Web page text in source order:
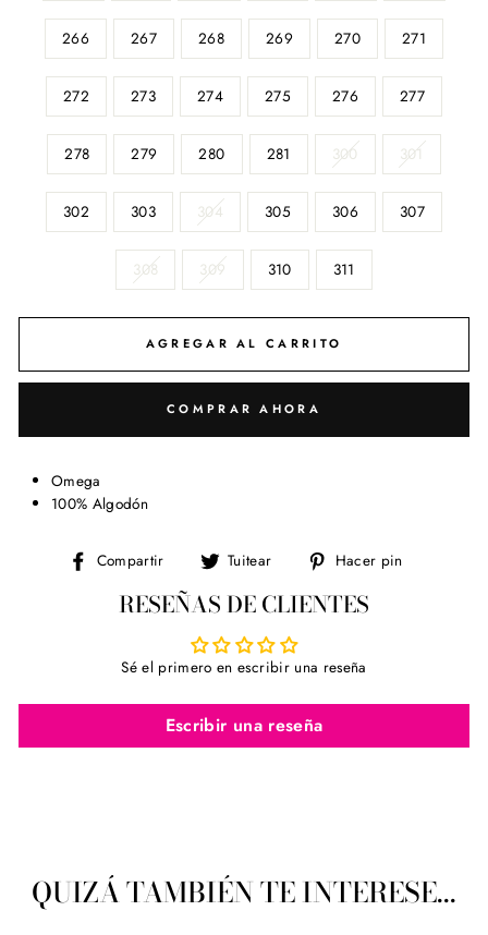
266 267 268 269 270 271
272 273 274 275 276 277
278 279 280 281 300 301
302 303 304 305 306 307
308 309 310 311
AGREGAR AL CARRITO
COMPRAR AHORA
Omega
100% Algodón
Compartir
Compartir
Facebook
Tuitear
Tuitear
Twitter
Hacer pin
RESEÑAS DE CLIENTES
Sé el primero en escribir una reseña
Escribir una reseña
QUIZÁ TAMBIÉN TE INTERESE...